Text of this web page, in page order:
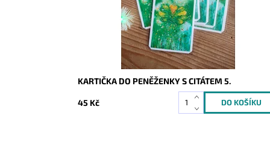
KARTIČKA DO PENĚŽENKY S CITÁTEM 5.
45 Kč